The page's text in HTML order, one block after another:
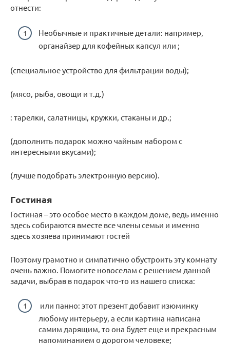
отнести:
Необычные и практичные детали: например,
органайзер для кофейных капсул или ;
(специальное устройство для фильтрации воды);
(мясо, рыба, овощи и т.д.)
: тарелки, салатницы, кружки, стаканы и др.;
(дополнить подарок можно чайным набором с
интересными вкусами);
(лучше подобрать электронную версию).
Гостиная
Гостиная – это особое место в каждом доме, ведь именно
здесь собираются вместе все члены семьи и именно
здесь хозяева принимают гостей
Поэтому грамотно и симпатично обустроить эту комнату
очень важно. Помогите новоселам с решением данной
задачи, выбрав в подарок что-то из нашего списка:
или панно: этот презент добавит изюминку
любому интерьеру, а если картина написана
самим дарящим, то она будет еще и прекрасным
напоминанием о дорогом человеке;